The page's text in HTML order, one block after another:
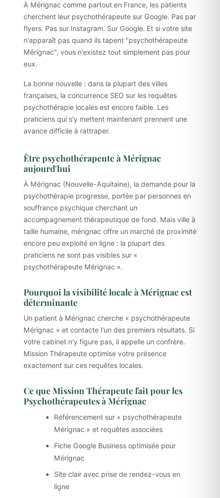
À Mérignac comme partout en France, les patients
cherchent leur psychothérapeute sur Google. Pas par
flyers. Pas sur Instagram. Sur Google. Et si votre site
n'apparaît pas quand ils tapent "psychothérapeute
Mérignac", vous n'existez tout simplement pas pour
eux.
La bonne nouvelle : dans la plupart des villes
françaises, la concurrence SEO sur les requêtes
psychothérapie locales est encore faible. Les
praticiens qui s'y mettent maintenant prennent une
avance difficile à rattraper.
Être psychothérapeute à Mérignac
aujourd'hui
À Mérignac (Nouvelle-Aquitaine), la demande pour la
psychothérapie progresse, portée par personnes en
souffrance psychique cherchant un
accompagnement thérapeutique de fond. Mais ville à
taille humaine, mérignac offre un marché de proximité
encore peu exploité en ligne : la plupart des
praticiens ne sont pas visibles sur «
psychothérapeute Mérignac ».
Pourquoi la visibilité locale à Mérignac est
déterminante
Un patient à Mérignac cherche « psychothérapeute
Mérignac » et contacte l'un des premiers résultats. Si
votre cabinet n'y figure pas, il appelle un confrère.
Mission Thérapeute optimise votre présence
exactement sur ces requêtes locales.
Ce que Mission Thérapeute fait pour les
Psychothérapeutes à Mérignac
Référencement sur « psychothérapeute
Mérignac » et requêtes associées
Fiche Google Business optimisée pour
Mérignac
Site clair avec prise de rendez-vous en
ligne